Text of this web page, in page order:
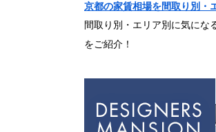
京都の家賃相場を間取り別・
間取り別・エリア別に気にな
をご紹介！